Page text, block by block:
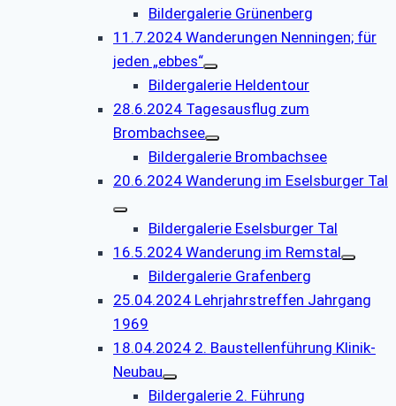
Bildergalerie Grünenberg
11.7.2024 Wanderungen Nenningen; für
jeden „ebbes“
Bildergalerie Heldentour
28.6.2024 Tagesausflug zum
Brombachsee
Bildergalerie Brombachsee
20.6.2024 Wanderung im Eselsburger Tal
Bildergalerie Eselsburger Tal
16.5.2024 Wanderung im Remstal
Bildergalerie Grafenberg
25.04.2024 Lehrjahrstreffen Jahrgang
1969
18.04.2024 2. Baustellenführung Klinik-
Neubau
Bildergalerie 2. Führung